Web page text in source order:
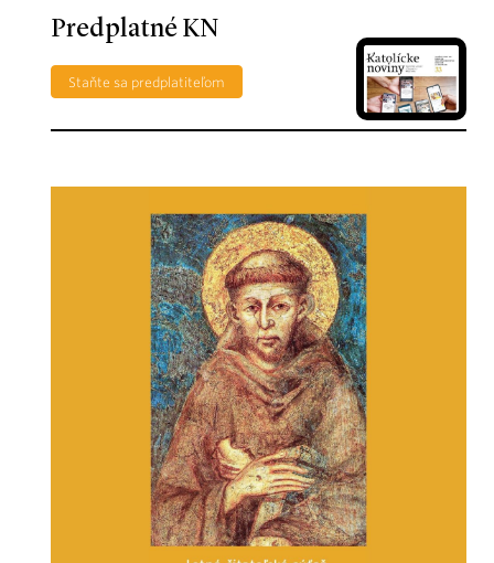
Predplatné KN
Staňte sa predplatiteľom